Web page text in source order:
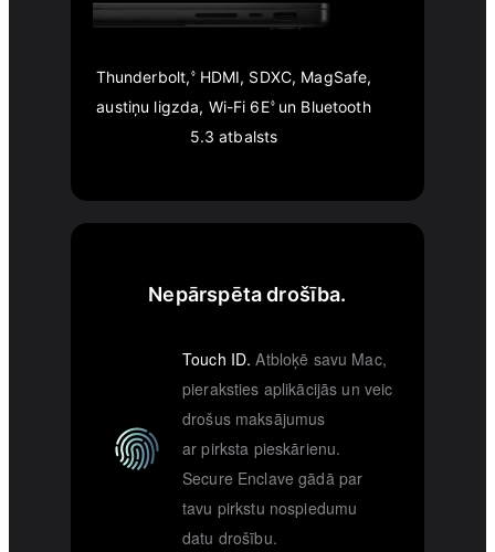
Thunderbolt, ◊HDMI, SDXC, MagSafe,
austiņu ligzda, Wi-Fi 6E◊un Bluetooth
5.3 atbalsts
Nepārspēta drošība.
Touch ID. Atbloķē savu Mac,
pieraksties aplikācijās un veic
drošus maksājumus
ar pirksta pieskārienu.
Secure Enclave gādā par
tavu pirkstu nospiedumu
datu drošību.